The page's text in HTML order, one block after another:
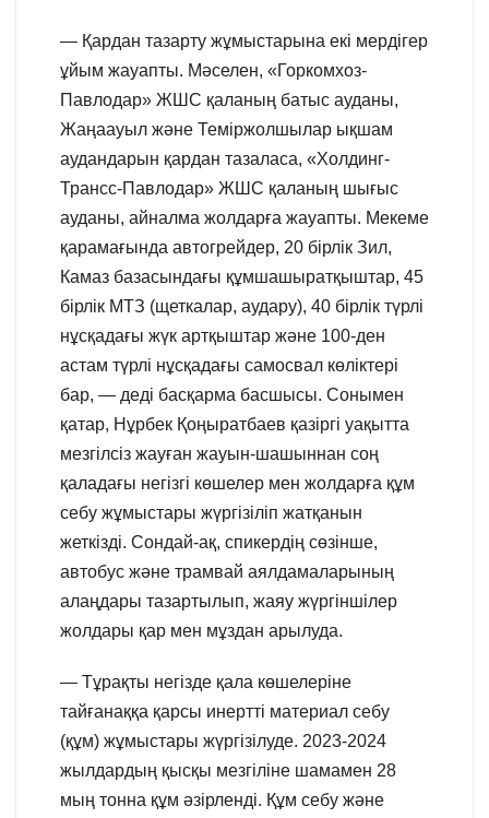
— Қардан тазарту жұмыстарына екі мердігер
ұйым жауапты. Мәселен, «Горкомхоз-
Павлодар» ЖШС қаланың батыс ауданы,
Жаңаауыл және Теміржолшылар ықшам
аудандарын қардан тазаласа, «Холдинг-
Трансс-Павлодар» ЖШС қаланың шығыс
ауданы, айналма жолдарға жауапты. Мекеме
қарамағында автогрейдер, 20 бірлік Зил,
Камаз базасындағы құмшашыратқыштар, 45
бірлік МТЗ (щеткалар, аудару), 40 бірлік түрлі
нұсқадағы жүк артқыштар және 100-ден
астам түрлі нұсқадағы самосвал көліктері
бар, — деді басқарма басшысы. Сонымен
қатар, Нұрбек Қоңыратбаев қазіргі уақытта
мезгілсіз жауған жауын-шашыннан соң
қаладағы негізгі көшелер мен жолдарға құм
себу жұмыстары жүргізіліп жатқанын
жеткізді. Сондай-ақ, спикердің сөзінше,
автобус және трамвай аялдамаларының
алаңдары тазартылып, жаяу жүргіншілер
жолдары қар мен мұздан арылуда.
— Тұрақты негізде қала көшелеріне
тайғанаққа қарсы инертті материал себу
(құм) жұмыстары жүргізілуде. 2023-2024
жылдардың қысқы мезгіліне шамамен 28
мың тонна құм әзірленді. Құм себу және